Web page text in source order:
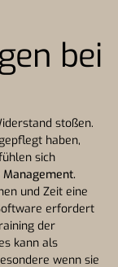
bei
stoßen.
haben,
sich
Management.
und Zeit eine
erfordert
der
kann als
wenn sie